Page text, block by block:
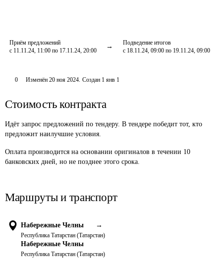
Приём предложений
с 11.11.24, 11:00 по 17.11.24, 20:00
Подведение итогов
с 18.11.24, 09:00 по 19.11.24, 09:00
0 Изменён 20 ноя 2024. Создан 1 янв 1
Стоимость контракта
Идёт запрос предложений по тендеру. В тендере победит тот, кто
предложит наилучшие условия.
Оплата производится на основании оригиналов в течении 10
банковских дней, но не позднее этого срока.
Маршруты и транспорт
Набережные Челны →
Республика Татарстан (Татарстан)
Набережные Челны
Республика Татарстан (Татарстан)